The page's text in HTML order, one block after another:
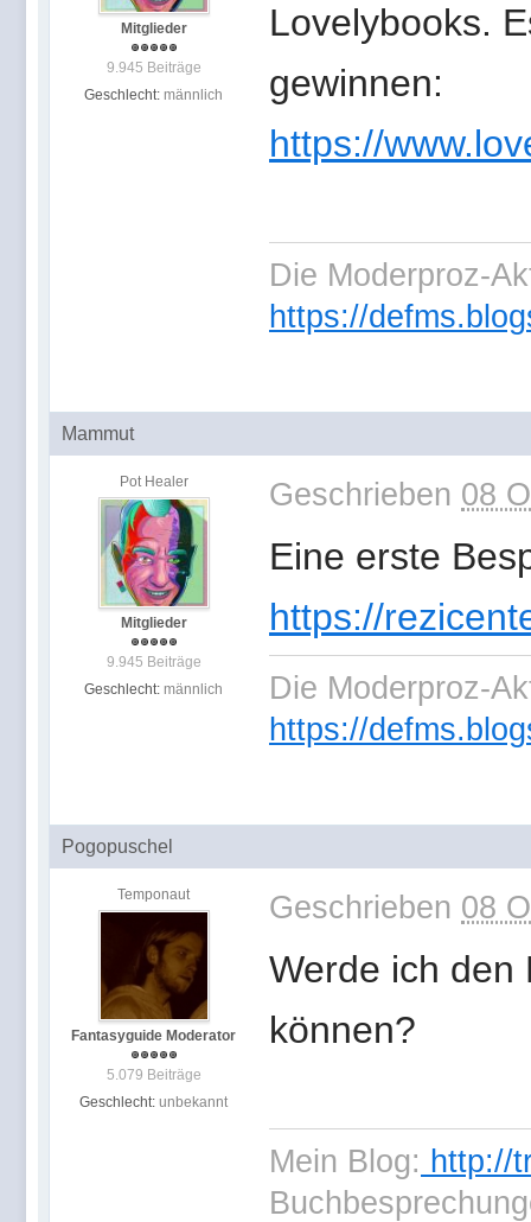
Mitglieder
9.945 Beiträge
Geschlecht: männlich
Lovelybooks.
gewinnen:
https://
Die Moderproz-
https://
Mammut
Pot Healer
Mitglieder
9.945 Beiträge
Geschlecht: männlich
Geschrieben 08
Eine erste
https://
Die Moderproz-
https://
Pogopuschel
Temponaut
Fantasyguide Moderator
5.079 Beiträge
Geschlecht: unbekannt
Geschrieben 08
Werde ich den
können?
Mein Blog: http://